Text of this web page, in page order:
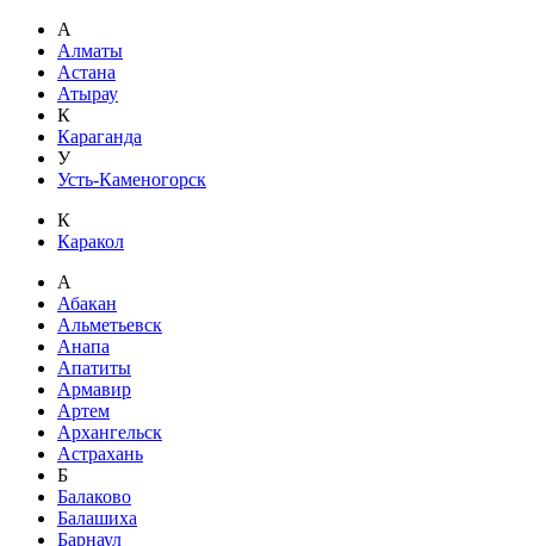
А
Алматы
Астана
Атырау
К
Караганда
У
Усть-Каменогорск
К
Каракол
А
Абакан
Альметьевск
Анапа
Апатиты
Армавир
Артем
Архангельск
Астрахань
Б
Балаково
Балашиха
Барнаул